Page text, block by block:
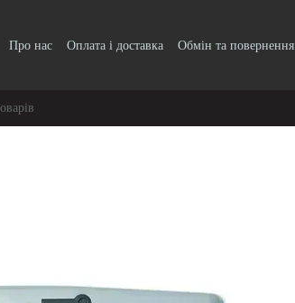
Про нас Оплата і доставка Обмін та повернення